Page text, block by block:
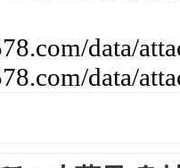
data/
data/